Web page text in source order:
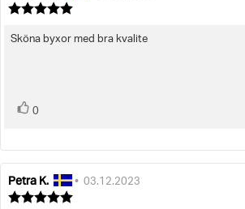
utav
Recensionstext:
Sköna byxor med bra kvalite
Rösta
0
Recensionsförfattare:
Petra K. • Recensionsdatum:
03.12.2023